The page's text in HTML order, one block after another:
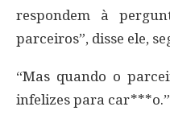
respondem à
parceiros”, disse ele,
“Mas quando o
infelizes para